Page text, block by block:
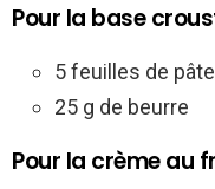
Pour la base
5 feuilles de
25 g de beurre
Pour la crème au